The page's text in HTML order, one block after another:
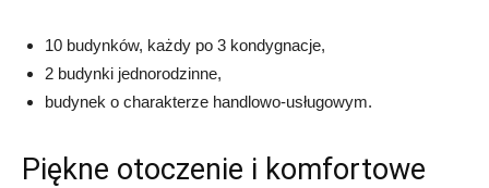
10 budynków, każdy po 3 kondygnacje,
2 budynki jednorodzinne,
budynek o charakterze handlowo-usługowym.
Piękne otoczenie i komfortowe